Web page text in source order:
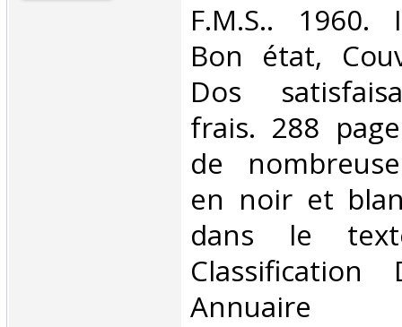
‎F.M.S.. 1960.
Bon état,
Dos
frais. 288
de
en noir et
dans le
Annuaire‎